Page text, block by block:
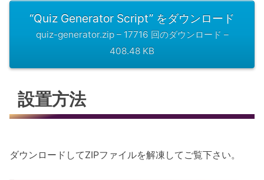
“Quiz Generator Script” をダウンロード
quiz-generator.zip – 17716 回のダウンロード –
408.48 KB
設置方法
ダウンロードしてZIPファイルを解凍してご覧下さい。